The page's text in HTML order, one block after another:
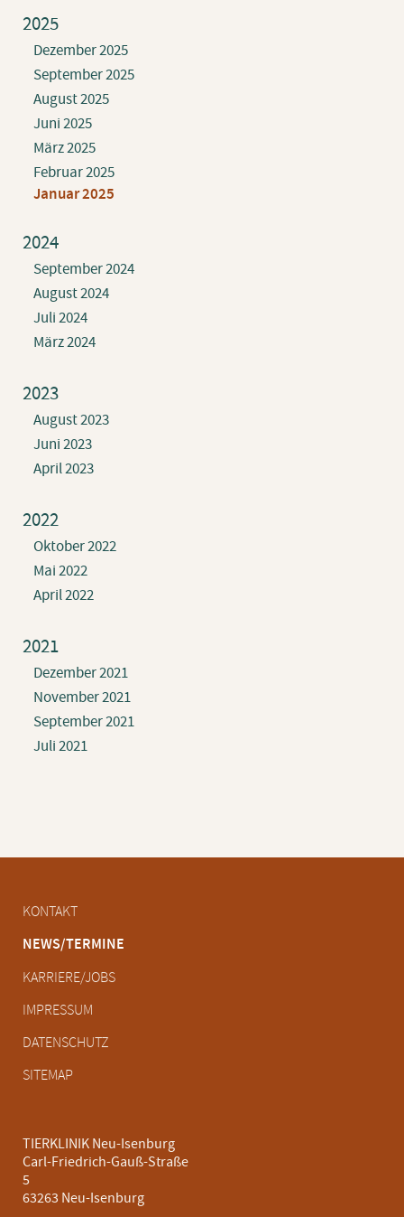
2025
Dezember 2025
September 2025
August 2025
Juni 2025
März 2025
Februar 2025
Januar 2025
2024
September 2024
August 2024
Juli 2024
März 2024
2023
August 2023
Juni 2023
April 2023
2022
Oktober 2022
Mai 2022
April 2022
2021
Dezember 2021
November 2021
September 2021
Juli 2021
Navigation
KONTAKT
NEWS/TERMINE
KARRIERE/JOBS
IMPRESSUM
DATENSCHUTZ
SITEMAP
TIERKLINIK Neu-Isenburg
Carl-Friedrich-Gauß-Straße
5
63263 Neu-Isenburg